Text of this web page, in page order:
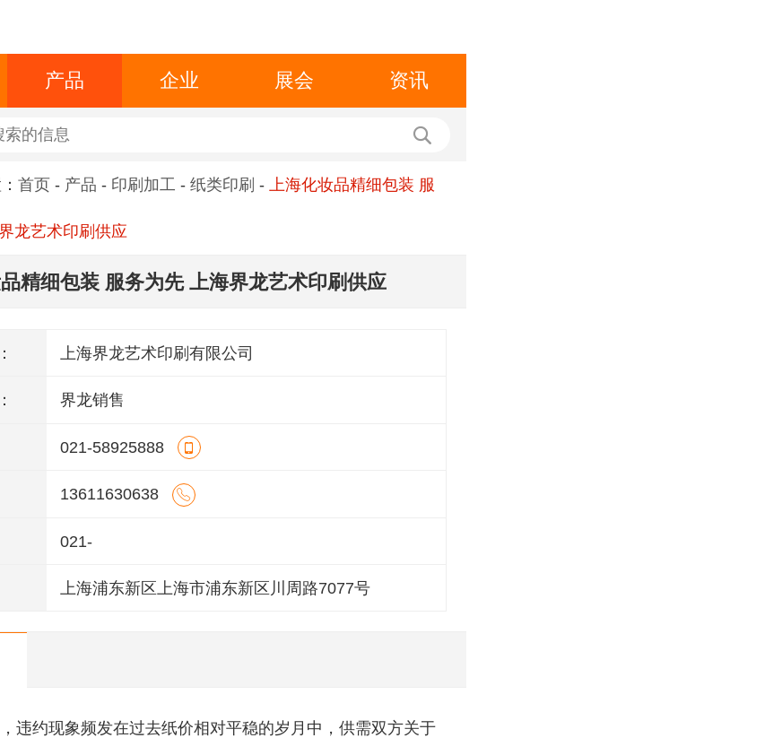
产品 企业 展会 资讯
首页 - 产品 - 印刷加工 - 纸类印刷 - 上海化妆品精细包装 服
龙艺术印刷供应
精细包装 服务为先 上海界龙艺术印刷供应
上海界龙艺术印刷有限公司
界龙销售
021-58925888
13611630638
021-
上海浦东新区上海市浦东新区川周路7077号
违约现象频发在过去纸价相对平稳的岁月中，供需双方关于